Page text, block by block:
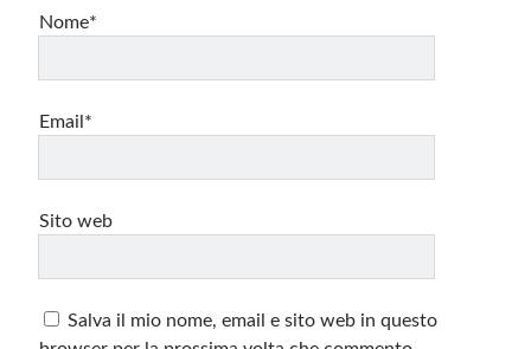
Nome*
Email*
Sito web
Salva il mio nome, email e sito web in questo